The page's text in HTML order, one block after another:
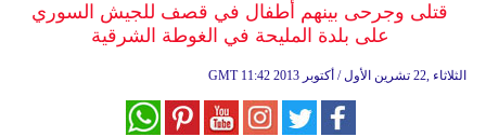
وموسيقى
قتلى وجرحى بينهم أطفال في قصف للجيش السوري
على بلدة المليحة في الغوطة الشرقية
GMT 11:42 2013 الثلاثاء ,22 تشرين الأول / أكتوبر